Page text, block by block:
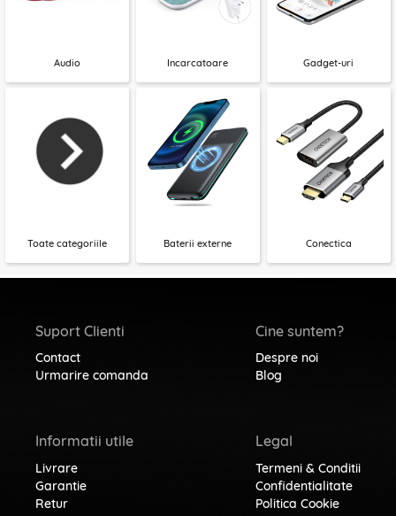
Audio Incarcatoare Gadget-uri
Toate categoriile Baterii externe Conectica
Suport Clienti
Contact
Urmarire comanda
Informatii utile
Livrare
Garantie
Retur
Cine suntem?
Despre noi
Blog
Legal
Termeni & Conditii
Confidentialitate
Politica Cookie